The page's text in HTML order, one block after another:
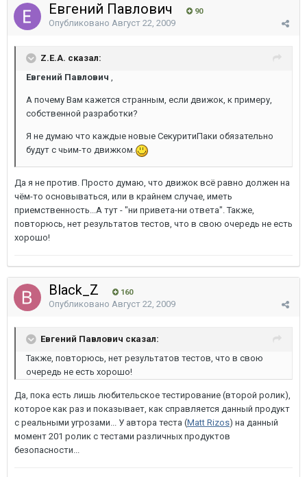
Евгений Павлович 90
Опубликовано Август 22, 2009
Z.E.A. сказал:
Евгений Павлович ,
А почему Вам кажется странным, если движок, к примеру,
собственной разработки?
Я не думаю что каждые новые СекуритиПаки обязательно
будут с чьим-то движком.
Да я не против. Просто думаю, что движок всё равно должен на
чём-то основываться, или в крайнем случае, иметь
приемственность...А тут - "ни привета-ни ответа". Также,
повторюсь, нет результатов тестов, что в свою очередь не есть
хорошо!
Black_Z 160
Опубликовано Август 22, 2009
Евгений Павлович сказал:
Также, повторюсь, нет результатов тестов, что в свою
очередь не есть хорошо!
Да, пока есть лишь любительское тестирование (второй ролик),
которое как раз и показывает, как справляется данный продукт
с реальными угрозами... У автора теста (Matt Rizos) на данный
момент 201 ролик с тестами различных продуктов
безопасности...